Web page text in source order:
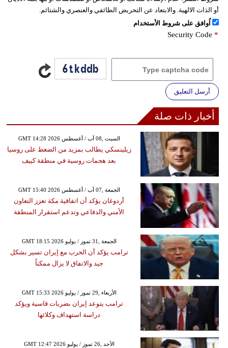
أو الذات الالهية. والابتعاد عن التحريض الطائفي والعنصري والشتائم.
اُوافق على شروط الأستخدام
Security Code *
أرسل التعليق
أخبار ذات صلة
GMT 14:28 2026 السبت ,08 آب / أغسطس
زيلينسكي يطالب بمزيد من الضغط على روسيا
بعد هجمات روسية في منطقة كييف
GMT 15:40 2026 الجمعة ,07 آب / أغسطس
أردوغان يؤكد أن اتفاقية مكة تعزز التعاون
الأمني والدفاعي وتدعم استقرار المنطقة
GMT 18:15 2026 الجمعة ,31 تموز / يوليو
ترامب يؤكد أن الحرب مع إيران تسير بشكل
جيد والاتفاق لا يزال ممكناً
GMT 15:33 2026 الأربعاء ,29 تموز / يوليو
ترامب يتوعد إيران بضربات قاسية ويؤكد
دراسة استهداف وكلائها
GMT 12:47 2026 الأحد ,26 تموز / يوليو